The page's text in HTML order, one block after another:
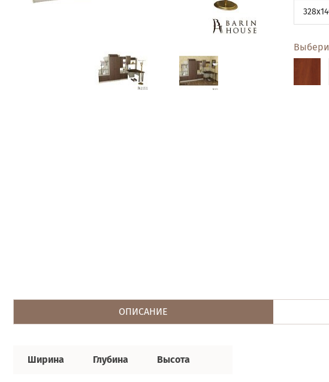
ОПИСАНИЕ
Ширина Глубина Высота